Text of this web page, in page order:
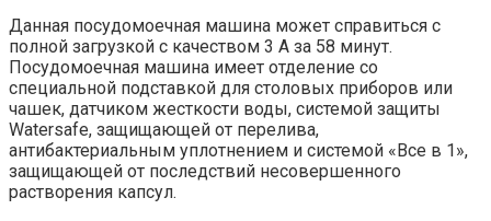
Данная посудомоечная машина может справиться с
полной загрузкой с качеством 3 A за 58 минут.
Посудомоечная машина имеет отделение со
специальной подставкой для столовых приборов или
чашек, датчиком жесткости воды, системой защиты
Watersafe, защищающей от перелива,
антибактериальным уплотнением и системой «Все в 1»,
защищающей от последствий несовершенного
растворения капсул.